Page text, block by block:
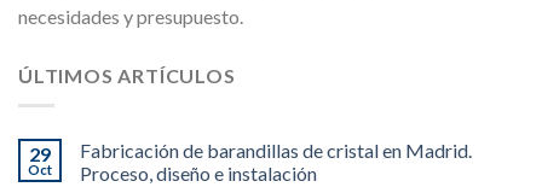
necesidades y presupuesto.
ÚLTIMOS ARTÍCULOS
29
Oct
Fabricación de barandillas de cristal en Madrid.
Proceso, diseño e instalación